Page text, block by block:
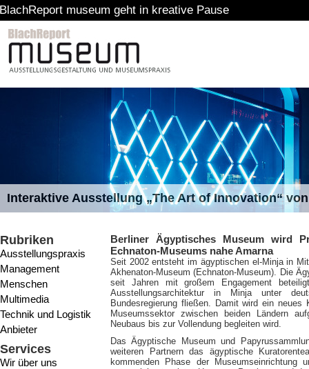
museum geht in kreative Pause
Interaktive Ausstellung „The Art of Innovation“
Rubriken
Ausstellungspraxis
Management
Menschen
Multimedia
Technik und Logistik
Anbieter
Services
Wir über uns
Berliner Ägyptisches Museum wird
Echnaton-Museums nahe Amarna
Seit 2002 entsteht im ägyptischen el-Minja in
Akhenaton-Museum (Echnaton-Museum). Die
seit Jahren mit großem Engagement
Ausstellungsarchitektur in Minja unter
Bundesregierung fließen. Damit wird ein
Museumssektor zwischen beiden Ländern
Neubaus bis zur Vollendung begleiten wird.
Das Ägyptische Museum und
weiteren Partnern das ägyptische
kommenden Phase der Museumseinrichtung